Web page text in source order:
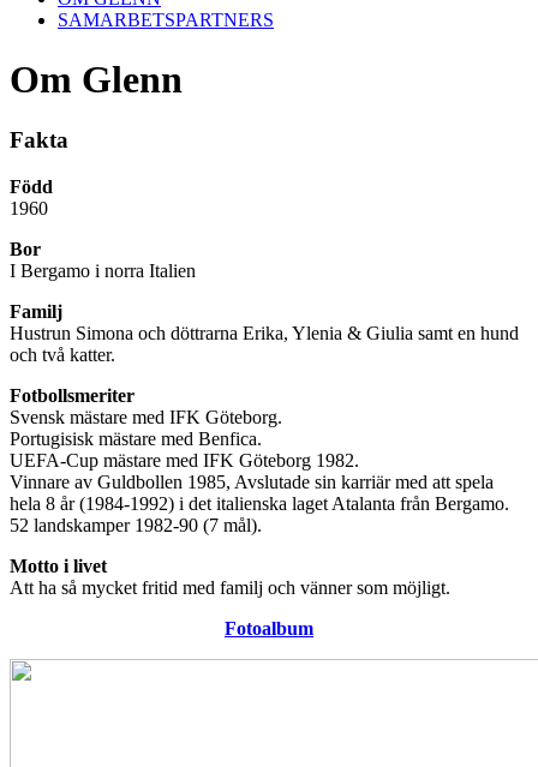
SAMARBETSPARTNERS
Om Glenn
Fakta
Född
1960
Bor
I Bergamo i norra Italien
Familj
Hustrun Simona och döttrarna Erika, Ylenia & Giulia samt en hund
och två katter.
Fotbollsmeriter
Svensk mästare med IFK Göteborg.
Portugisisk mästare med Benfica.
UEFA-Cup mästare med IFK Göteborg 1982.
Vinnare av Guldbollen 1985, Avslutade sin karriär med att spela
hela 8 år (1984-1992) i det italienska laget Atalanta från Bergamo.
52 landskamper 1982-90 (7 mål).
Motto i livet
Att ha så mycket fritid med familj och vänner som möjligt.
Fotoalbum